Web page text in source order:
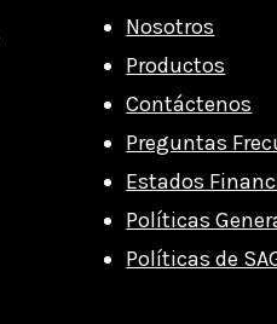
Nosotros
Productos
Contáctenos
Preguntas
Estados
Políticas
Políticas de